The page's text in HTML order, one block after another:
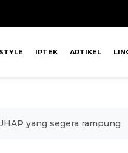
IPTEK ARTIKEL
yang segera rampung